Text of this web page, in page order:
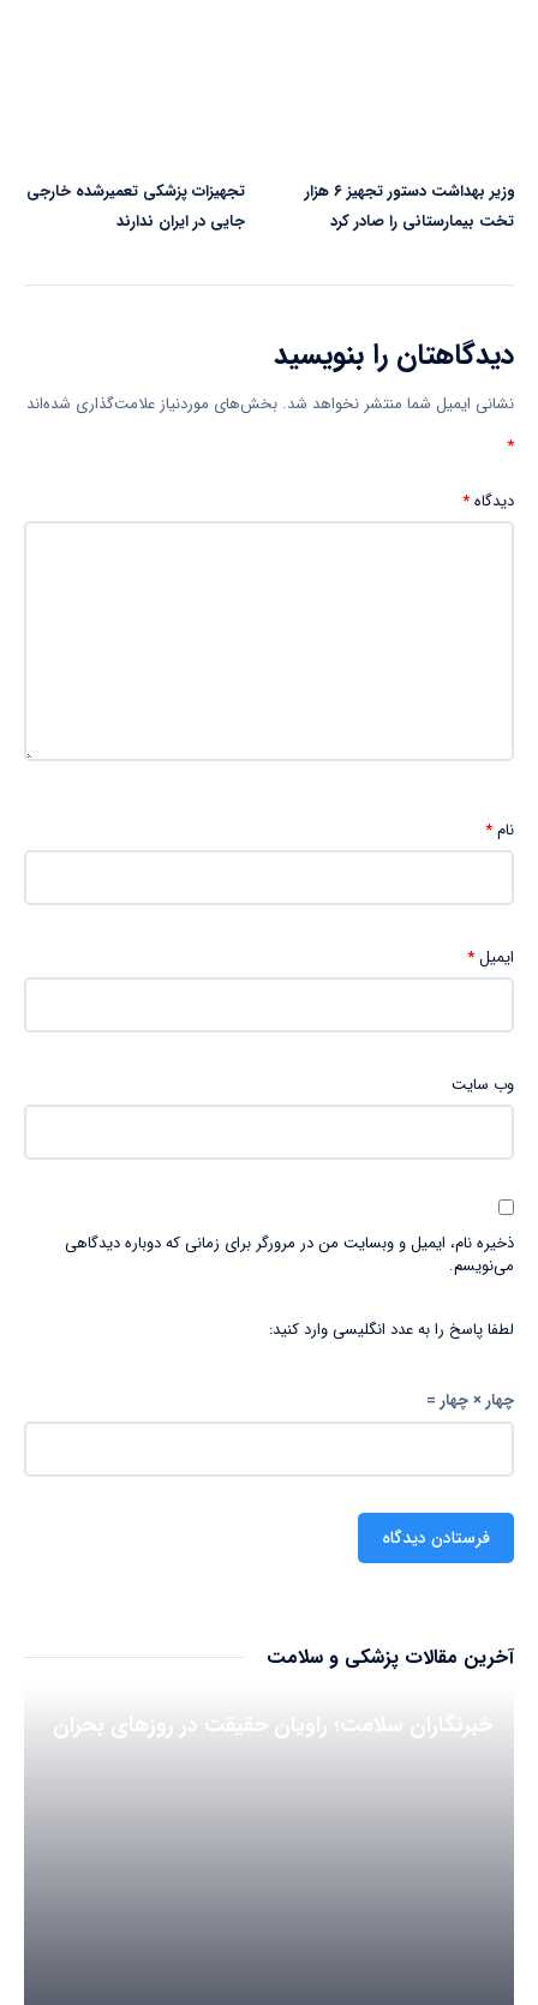
وزیر بهداشت دستور تجهیز ۶ هزار
تخت بیمارستانی را صادر کرد
تجهیزات پزشکی تعمیرشده خارجی
جایی در ایران ندارند
دیدگاهتان را بنویسید
نشانی ایمیل شما منتشر نخواهد شد. بخش‌های موردنیاز علامت‌گذاری شده‌اند
*
دیدگاه*
نام*
ایمیل*
وب‌ سایت
ذخیره نام، ایمیل و وبسایت من در مرورگر برای زمانی که دوباره دیدگاهی
می‌نویسم.
لطفا پاسخ را به عدد انگلیسی وارد کنید:
چهار × چهار =
آخرین مقالات پزشکی و سلامت
خبرنگاران سلامت؛ راویان حقیقت در روزهای بحران